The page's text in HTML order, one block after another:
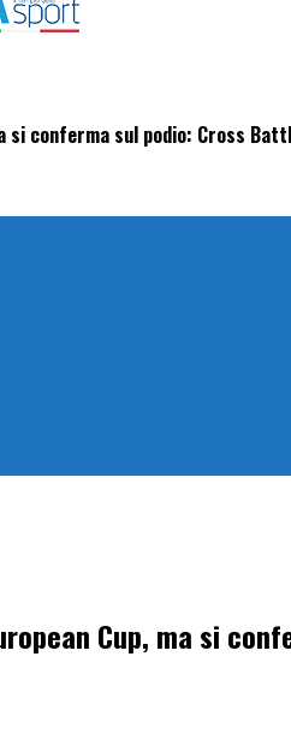
si conferma sul podio: Cross
Cup, ma si